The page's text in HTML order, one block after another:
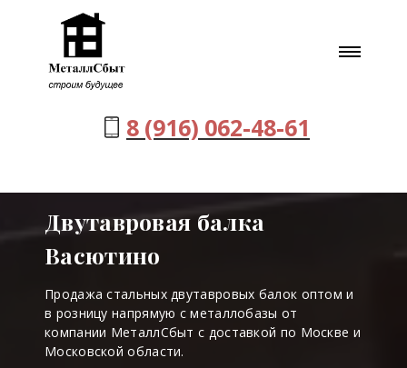
8 (916) 062-48-61
Двутавровая балка
Васютино
Продажа стальных двутавровых балок оптом и
в розницу напрямую с металлобазы от
компании МеталлСбыт с доставкой по Москве и
Московской области.